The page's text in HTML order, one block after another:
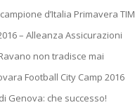
d’Italia Primavera TIM
– Alleanza Assicurazioni
non tradisce mai
Football City Camp 2016
Genova: che successo!